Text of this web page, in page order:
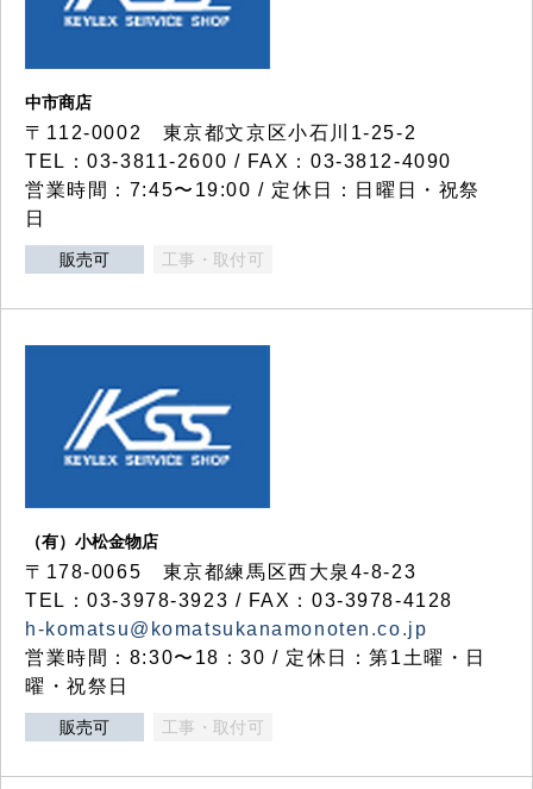
中市商店
〒112-0002 東京都文京区小石川1-25-2
TEL：03-3811-2600 / FAX：03-3812-4090
営業時間：7:45〜19:00 / 定休日：日曜日・祝祭
日
販売可 工事・取付可
（有）小松金物店
〒178-0065 東京都練馬区西大泉4-8-23
TEL：03-3978-3923 / FAX：03-3978-4128
h-komatsu@komatsukanamonoten.co.jp
営業時間：8:30〜18：30 / 定休日：第1土曜・日
曜・祝祭日
販売可 工事・取付可